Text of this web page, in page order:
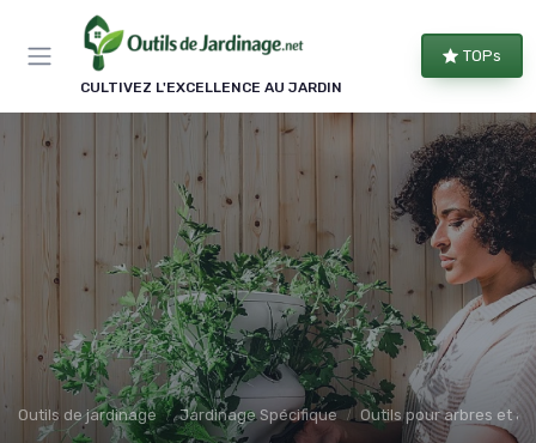
CULTIVEZ L'EXCELLENCE AU JARDIN
TOPs
Outils de jardinage Jardinage Spécifique Outils pour arbres et
Panneau de gestion des cookies